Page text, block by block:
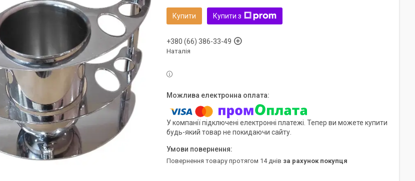
Купити Купити з
+380 (66) 386-33-49
Наталія
У компанії підключені електронні платежі. Тепер ви можете купити
будь-який товар не покидаючи сайту.
повернення товару протягом 14 днів за рахунок покупця